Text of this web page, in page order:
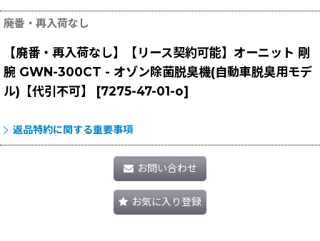
廃番・再入荷なし
【廃番・再入荷なし】【リース契約可能】オーニット 剛
腕 GWN-300CT - オゾン除菌脱臭機(自動車脱臭用モデ
ル)【代引不可】
[7275-47-01-o]
返品特約に関する重要事項
お問い合わせ
お気に入り登録